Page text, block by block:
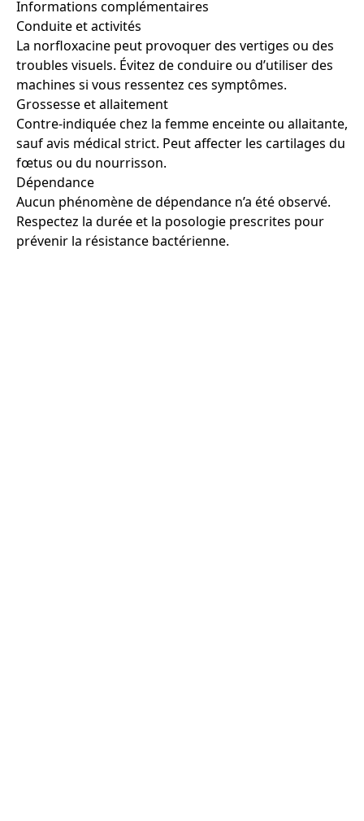
Informations complémentaires
Conduite et activités
La norfloxacine peut provoquer des vertiges ou des
troubles visuels. Évitez de conduire ou d’utiliser des
machines si vous ressentez ces symptômes.
Grossesse et allaitement
Contre-indiquée chez la femme enceinte ou allaitante,
sauf avis médical strict. Peut affecter les cartilages du
fœtus ou du nourrisson.
Dépendance
Aucun phénomène de dépendance n’a été observé.
Respectez la durée et la posologie prescrites pour
prévenir la résistance bactérienne.